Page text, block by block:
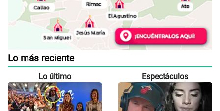
Lo más reciente
Lo último Espectáculos